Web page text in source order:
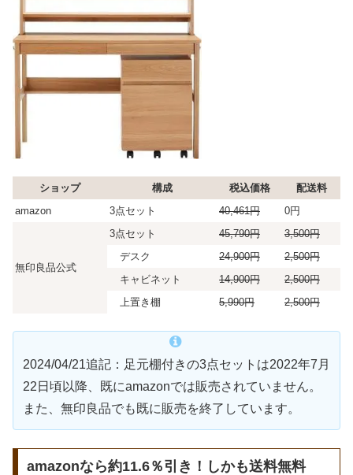
ショップ 構成 税込価格
配送料
amazon
3点セット 40,461円 0円
無印良品公式
3点セット 45,790円
3,500円
デスク
24,900円
2,500円
キャビネット
14,900円
2,500円
上置き棚
5,990円 2,500円
2024/04/21追記：足元棚付きの3点セットは2022年7月
22日頃以降、既にamazonでは販売されていません。
また、無印良品でも既に販売を終了しています。
amazonなら約11.6％引き！しかも送料無料